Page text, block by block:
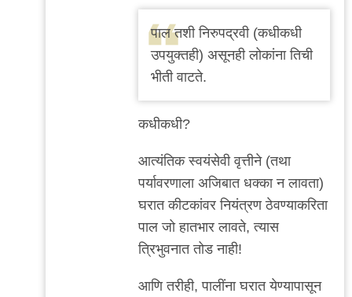
पाल तशी निरुपद्रवी (कधीकधी
उपयुक्तही) असूनही लोकांना तिची
भीती वाटते.
कधीकधी?
आत्यंतिक स्वयंसेवी वृत्तीने (तथा
पर्यावरणाला अजिबात धक्का न लावता)
घरात कीटकांवर नियंत्रण ठेवण्याकरिता
पाल जो हातभार लावते, त्यास
त्रिभुवनात तोड नाही!
आणि तरीही, पालींना घरात येण्यापासून